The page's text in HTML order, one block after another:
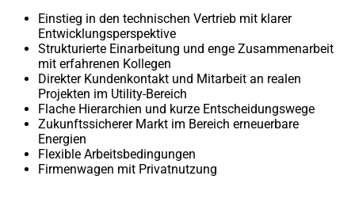
Einstieg in den technischen Vertrieb mit klarer
Entwicklungsperspektive
Strukturierte Einarbeitung und enge Zusammenarbeit
mit erfahrenen Kollegen
Direkter Kundenkontakt und Mitarbeit an realen
Projekten im Utility-Bereich
Flache Hierarchien und kurze Entscheidungswege
Zukunftssicherer Markt im Bereich erneuerbare
Energien
Flexible Arbeitsbedingungen
Firmenwagen mit Privatnutzung